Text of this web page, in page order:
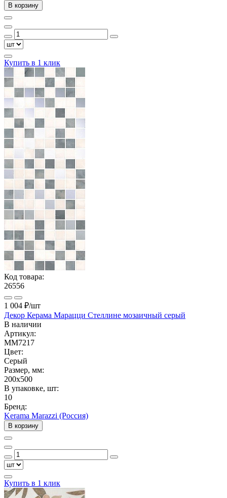
В корзину
Купить в 1 клик
Код товара:
26556
1 004 ₽/шт
Декор Керама Марацци Стеллине мозаичный серый
В наличии
Артикул:
MM7217
Цвет:
Серый
Размер, мм:
200x500
В упаковке, шт:
10
Бренд:
Kerama Marazzi (Россия)
В корзину
Купить в 1 клик